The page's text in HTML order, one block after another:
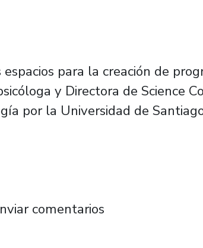
para la creación de
y Directora de Science
por la Universidad de
en Psicología reflexiona
comentarios